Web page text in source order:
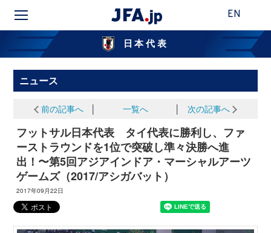
EN
日本代表
ニュース
前の記事へ 一覧へ 次の記事へ
フットサル日本代表 タイ代表に勝利し、ファ
ーストラウンドを1位で突破し準々決勝へ進
出！〜第5回アジアインドア・マーシャルアーツ
ゲームズ（2017/アシガバット）
2017年09月22日